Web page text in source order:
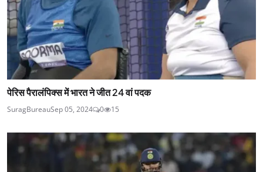
पेरिस पैरालंपिक्स में भारत ने जीत 24 वां पदक
SuragBureauSep 05, 2024 0 15